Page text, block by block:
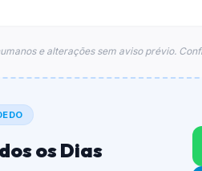
R$ 150,00.
e alterações sem aviso prévio.
os Dias